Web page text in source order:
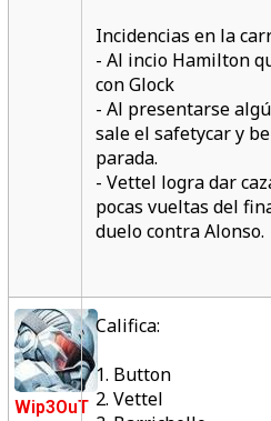
Incidencias en la
- Al incio Hamilton
con Glock
- Al presentarse
sale el safetycar y
parada.
- Vettel logra dar
pocas vueltas del
duelo contra Alonso.
Wip3OuT
Califica:
1. Button
2. Vettel